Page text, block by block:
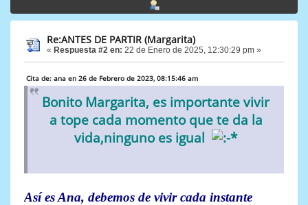
Re:ANTES DE PARTIR (Margarita)
« Respuesta #2 en: 22 de Enero de 2025, 12:30:29 pm »
Cita de: ana en 26 de Febrero de 2023, 08:15:46 am
Bonito Margarita, es importante vivir
a tope cada momento que te da la
vida,ninguno es igual
Así es Ana, debemos de vivir cada instante